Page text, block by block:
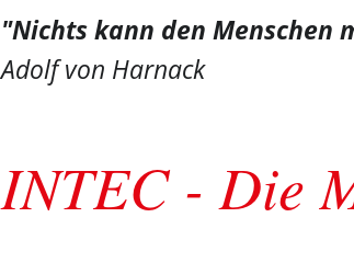
"Nichts kann den Menschen
Adolf von Harnack
INTEC - Die